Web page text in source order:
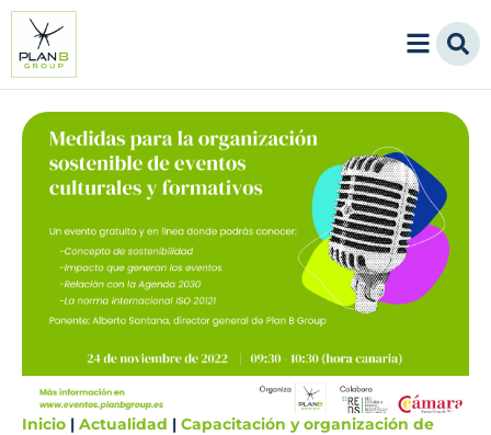
Inicio | Actualidad | Capacitación y organización de